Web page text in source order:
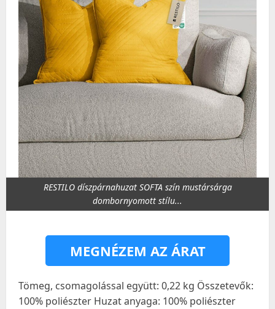
RESTILO díszpárnahuzat SOFTA szín mustársárga
dombornyomott stílu...
MEGNÉZEM AZ ÁRAT
Tömeg, csomagolással együtt: 0,22 kg Összetevők:
100% poliészter Huzat anyaga: 100% poliészter